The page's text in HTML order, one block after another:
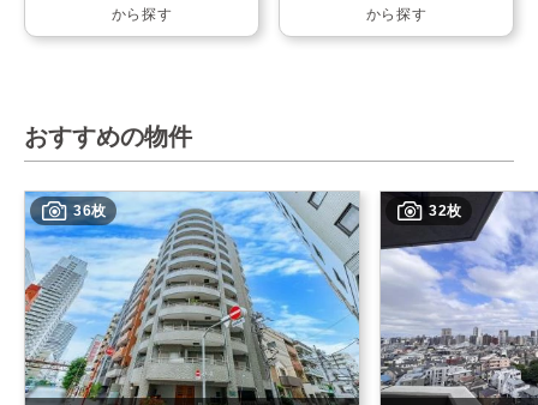
から探す から探す
おすすめの物件
36枚 32枚